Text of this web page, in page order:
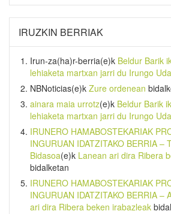
IRUZKIN BERRIAK
Irun-za(ha)r-berria(e)k Beldur Barik
lehiaketa martxan jarri du Irungo
NBNoticias(e)k Zure ordenean
ainara maia urrotz(e)k Beldur Barik
lehiaketa martxan jarri du Irungo
IRUNERO HAMABOSTEKARIAK
INGURUAN IDATZITAKO BERRIA –
Bidasoa(e)k Lanean ari dira Ribera
bidalketan
IRUNERO HAMABOSTEKARIAK
INGURUAN IDATZITAKO BERRIA –
ari dira Ribera beken irabazleak